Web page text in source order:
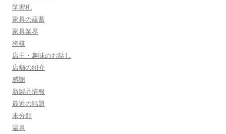
学習机
家具の蘊蓄
家具業界
将棋
店主・趣味のお話し
店舗の紹介
感謝
新製品情報
最近の話題
未分類
温泉